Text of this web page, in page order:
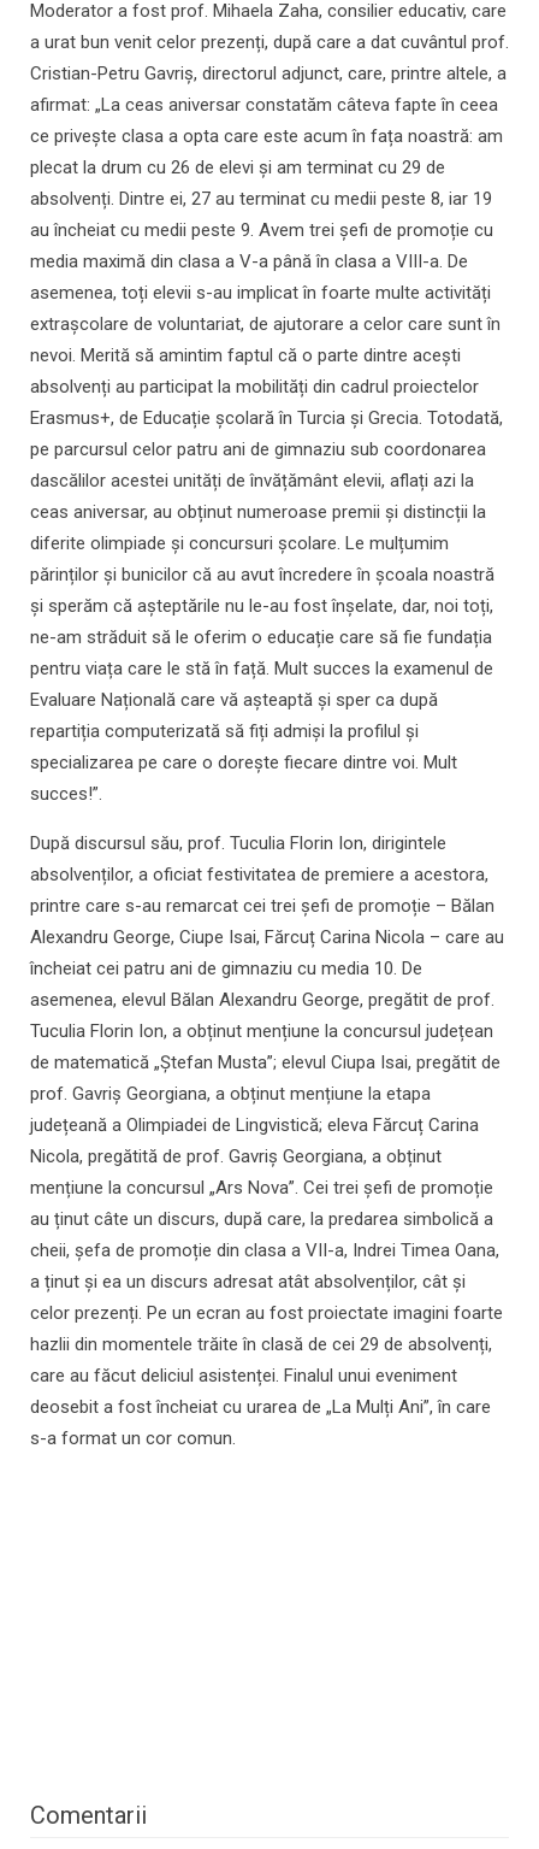
Moderator a fost prof. Mihaela Zaha, consilier educativ, care
a urat bun venit celor prezenți, după care a dat cuvântul prof.
Cristian-Petru Gavriș, directorul adjunct, care, printre altele, a
afirmat: „La ceas aniversar constatăm câteva fapte în ceea
ce privește clasa a opta care este acum în fața noastră: am
plecat la drum cu 26 de elevi și am terminat cu 29 de
absolvenți. Dintre ei, 27 au terminat cu medii peste 8, iar 19
au încheiat cu medii peste 9. Avem trei șefi de promoție cu
media maximă din clasa a V-a până în clasa a VIII-a. De
asemenea, toți elevii s-au implicat în foarte multe activități
extrașcolare de voluntariat, de ajutorare a celor care sunt în
nevoi. Merită să amintim faptul că o parte dintre acești
absolvenți au participat la mobilități din cadrul proiectelor
Erasmus+, de Educație școlară în Turcia și Grecia. Totodată,
pe parcursul celor patru ani de gimnaziu sub coordonarea
dascălilor acestei unități de învățământ elevii, aflați azi la
ceas aniversar, au obținut numeroase premii și distincții la
diferite olimpiade și concursuri școlare. Le mulțumim
părinților și bunicilor că au avut încredere în școala noastră
și sperăm că așteptările nu le-au fost înșelate, dar, noi toți,
ne-am străduit să le oferim o educație care să fie fundația
pentru viața care le stă în față. Mult succes la examenul de
Evaluare Națională care vă așteaptă și sper ca după
repartiția computerizată să fiți admiși la profilul și
specializarea pe care o dorește fiecare dintre voi. Mult
succes!”.
După discursul său, prof. Tuculia Florin Ion, dirigintele
absolvenților, a oficiat festivitatea de premiere a acestora,
printre care s-au remarcat cei trei șefi de promoție – Bălan
Alexandru George, Ciupe Isai, Fărcuț Carina Nicola – care au
încheiat cei patru ani de gimnaziu cu media 10. De
asemenea, elevul Bălan Alexandru George, pregătit de prof.
Tuculia Florin Ion, a obținut mențiune la concursul județean
de matematică „Ștefan Musta”; elevul Ciupa Isai, pregătit de
prof. Gavriș Georgiana, a obținut mențiune la etapa
județeană a Olimpiadei de Lingvistică; eleva Fărcuț Carina
Nicola, pregătită de prof. Gavriș Georgiana, a obținut
mențiune la concursul „Ars Nova”. Cei trei șefi de promoție
au ținut câte un discurs, după care, la predarea simbolică a
cheii, șefa de promoție din clasa a VII-a, Indrei Timea Oana,
a ținut și ea un discurs adresat atât absolvenților, cât și
celor prezenți. Pe un ecran au fost proiectate imagini foarte
hazlii din momentele trăite în clasă de cei 29 de absolvenți,
care au făcut deliciul asistenței. Finalul unui eveniment
deosebit a fost încheiat cu urarea de „La Mulți Ani”, în care
s-a format un cor comun.
Comentarii